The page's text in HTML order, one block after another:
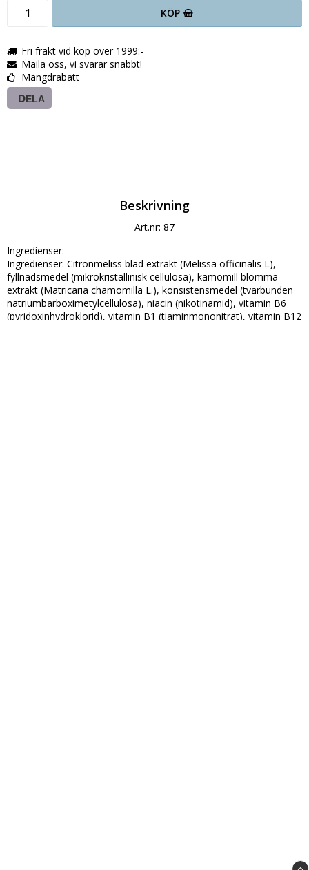
KÖP
Fri frakt vid köp över 1999:-
Maila oss, vi svarar snabbt!
Mängdrabatt
DELA
Beskrivning
Art.nr: 87
Ingredienser:
Ingredienser: Citronmeliss blad extrakt (Melissa officinalis L),
fyllnadsmedel (mikrokristallinisk cellulosa), kamomill blomma
extrakt (Matricaria chamomilla L.), konsistensmedel (tvärbunden
natriumbarboximetylcellulosa), niacin (nikotinamid), vitamin B6
(pyridoxinhydroklorid), vitamin B1 (tiaminmononitrat), vitamin B12